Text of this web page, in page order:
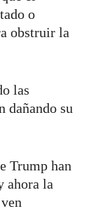
o
obstruir la
las
dañando su
Trump han
ahora la